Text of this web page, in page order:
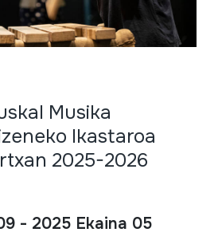
Musika
Ikastaroa
2025-2026
- 2025 Ekaina 05